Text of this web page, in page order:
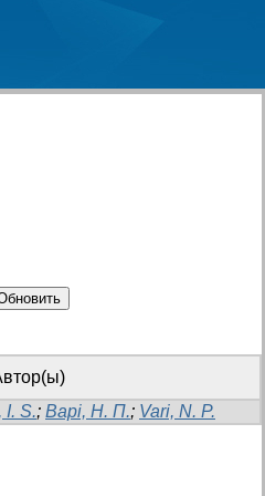
I. S.; Варі, Н. П.; Vari, N. P.